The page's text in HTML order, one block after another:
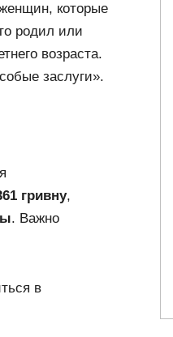
которые
родил или
возраста.
заслуги».
гривну,
. Важно
в